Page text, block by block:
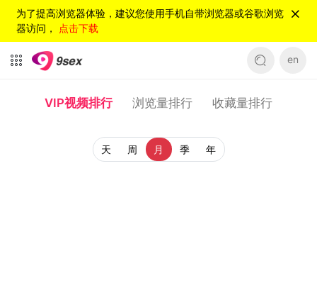
为了提高浏览器体验，建议您使用手机自带浏览器或谷歌浏览
器访问， 点击下载
en
VIP视频排行 浏览量排行 收藏量排行
天 周 月 季 年